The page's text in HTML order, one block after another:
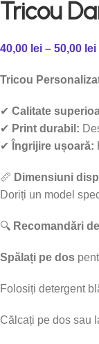
Tricou
40,00 lei – 50,00 lei
Tricou
✔ Calitate
✔ Print durabil:
✔ Îngrijire ușoară:
📏 Dimensiuni
Doriți un model
🔍 Recomandări
Spălați pe dos
Folosiți detergent
Călcați pe dos sau